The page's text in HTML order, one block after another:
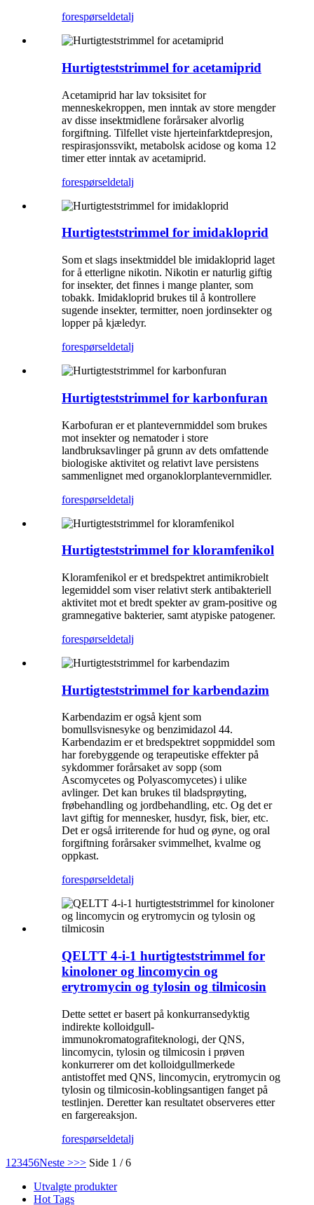
forespørseldetalj
Hurtigteststrimmel for acetamiprid
Acetamiprid har lav toksisitet for
menneskekroppen, men inntak av store mengder
av disse insektmidlene forårsaker alvorlig
forgiftning. Tilfellet viste hjerteinfarktdepresjon,
respirasjonssvikt, metabolsk acidose og koma 12
timer etter inntak av acetamiprid.
forespørseldetalj
Hurtigteststrimmel for imidakloprid
Som et slags insektmiddel ble imidakloprid laget
for å etterligne nikotin. Nikotin er naturlig giftig
for insekter, det finnes i mange planter, som
tobakk. Imidakloprid brukes til å kontrollere
sugende insekter, termitter, noen jordinsekter og
lopper på kjæledyr.
forespørseldetalj
Hurtigteststrimmel for karbonfuran
Karbofuran er et plantevernmiddel som brukes
mot insekter og nematoder i store
landbruksavlinger på grunn av dets omfattende
biologiske aktivitet og relativt lave persistens
sammenlignet med organoklorplantevernmidler.
forespørseldetalj
Hurtigteststrimmel for kloramfenikol
Kloramfenikol er et bredspektret antimikrobielt
legemiddel som viser relativt sterk antibakteriell
aktivitet mot et bredt spekter av gram-positive og
gramnegative bakterier, samt atypiske patogener.
forespørseldetalj
Hurtigteststrimmel for karbendazim
Karbendazim er også kjent som
bomullsvisnesyke og benzimidazol 44.
Karbendazim er et bredspektret soppmiddel som
har forebyggende og terapeutiske effekter på
sykdommer forårsaket av sopp (som
Ascomycetes og Polyascomycetes) i ulike
avlinger. Det kan brukes til bladsprøyting,
frøbehandling og jordbehandling, etc. Og det er
lavt giftig for mennesker, husdyr, fisk, bier, etc.
Det er også irriterende for hud og øyne, og oral
forgiftning forårsaker svimmelhet, kvalme og
oppkast.
forespørseldetalj
QELTT 4-i-1 hurtigteststrimmel for
kinoloner og lincomycin og
erytromycin og tylosin og tilmicosin
Dette settet er basert på konkurransedyktig
indirekte kolloidgull-
immunokromatografiteknologi, der QNS,
lincomycin, tylosin og tilmicosin i prøven
konkurrerer om det kolloidgullmerkede
antistoffet med QNS, lincomycin, erytromycin og
tylosin og tilmicosin-koblingsantigen fanget på
testlinjen. Deretter kan resultatet observeres etter
en fargereaksjon.
forespørseldetalj
1 23456Neste >>> Side 1 / 6
Utvalgte produkter
Hot Tags